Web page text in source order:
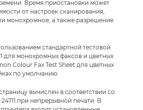
Время приостановки может
от настроек сканирования,
монохромное, а также разрешение
стандартной тестовой
для монохромных факсов и цветных
Colour Fax Test Sheet для цветных
по умолчанию.
вычислен в соответствии со
при непрерывной печати. В